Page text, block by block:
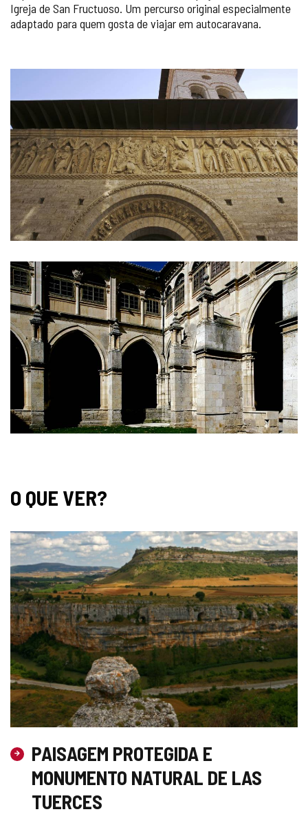
Igreja de San Fructuoso. Um percurso original especialmente
adaptado para quem gosta de viajar em autocaravana.
DE
IMAGENS
O QUE VER?
PAISAGEM PROTEGIDA E
MONUMENTO NATURAL DE LAS
TUERCES